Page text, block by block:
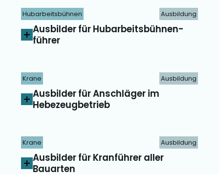
Hubarbeitsbühnen Ausbildung
Ausbilder für Hubarbeits­bühnen­
führer
Krane Ausbildung
Ausbilder für Anschläger im
Hebezeug­betrieb
Krane Ausbildung
Ausbilder für Kranführer aller
Bauarten